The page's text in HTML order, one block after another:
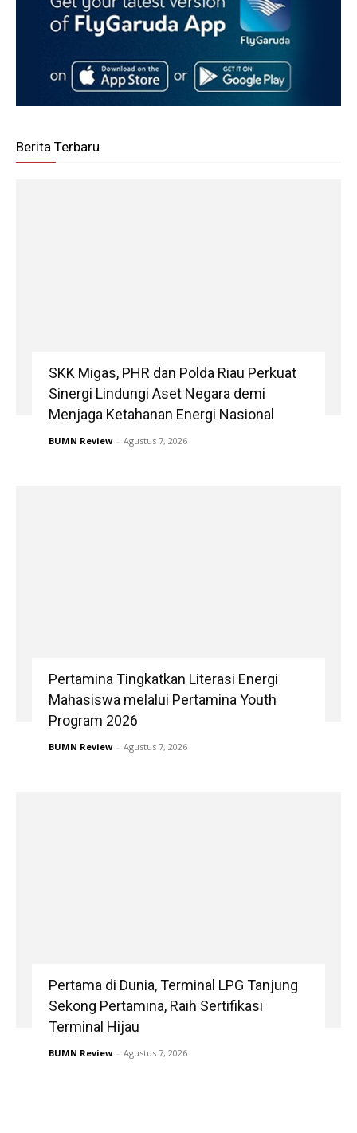
Berita Terbaru
SKK Migas, PHR dan Polda Riau Perkuat
Sinergi Lindungi Aset Negara demi
Menjaga Ketahanan Energi Nasional
BUMN Review - Agustus 7, 2026
Pertamina Tingkatkan Literasi Energi
Mahasiswa melalui Pertamina Youth
Program 2026
BUMN Review - Agustus 7, 2026
Pertama di Dunia, Terminal LPG Tanjung
Sekong Pertamina, Raih Sertifikasi
Terminal Hijau
BUMN Review - Agustus 7, 2026